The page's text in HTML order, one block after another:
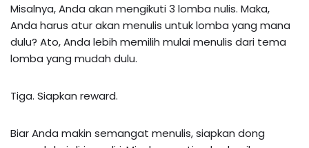
Misalnya, Anda akan mengikuti 3 lomba nulis. Maka,
Anda harus atur akan menulis untuk lomba yang mana
dulu? Ato, Anda lebih memilih mulai menulis dari tema
lomba yang mudah dulu.
Tiga. Siapkan reward.
Biar Anda makin semangat menulis, siapkan dong